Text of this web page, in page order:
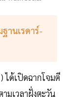
านเรดาร์-
ได้เปิดฉากโจมตี
มเวลาฝั่งตะวัน